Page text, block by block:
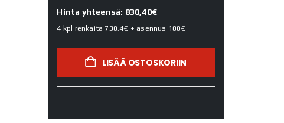
Hinta yhteensä: 830,40€
4 kpl renkaita730.4€ + asennus 100€
LISÄÄ OSTOSKORIIN